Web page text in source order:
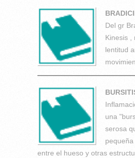
Del gr
Kinesis ,
lentitud
una
serosa
entre el hueso y otras